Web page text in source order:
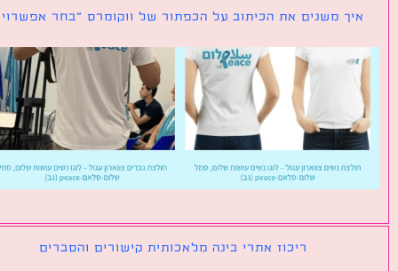
משנים את הכיתוב על הכפתור של ווקומרס ״בחר אפשרויות״
ריכוז אתרי בינה מלאכותית קישורים והסברים